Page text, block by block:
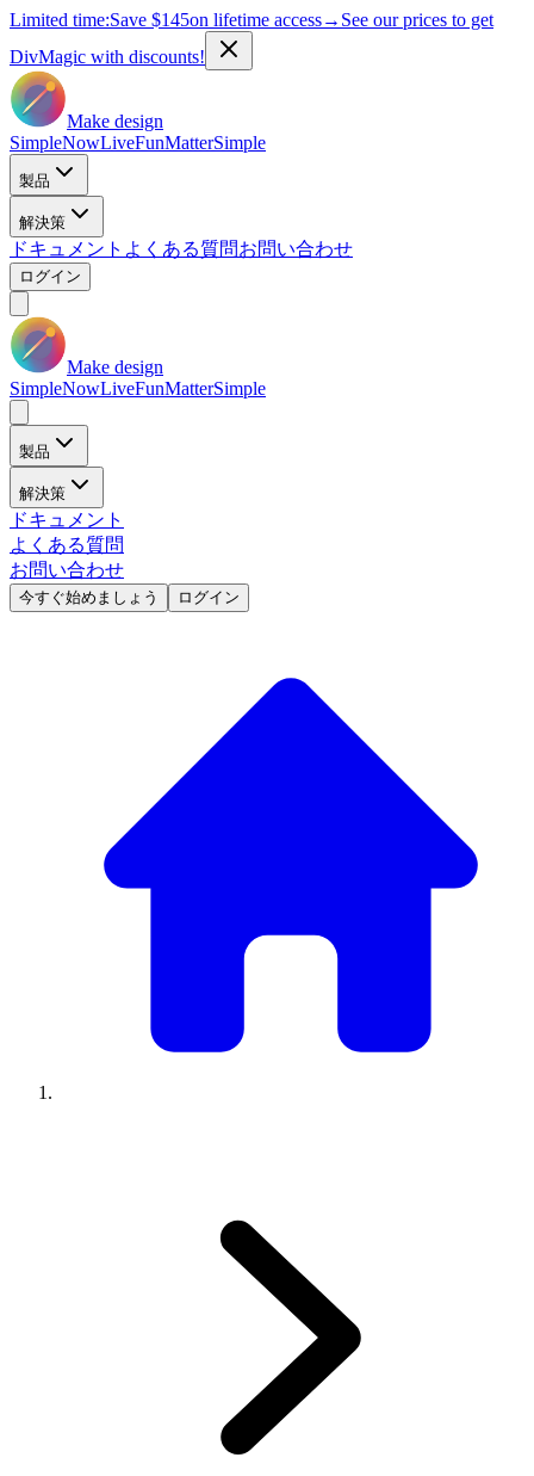
Limited time:Save $145on lifetime access→ See our prices to get
DivMagic with discounts!
Make design
SimpleNowLiveFunMatterSimple
製品
解決策
ドキュメント よくある質問お問い合わせ
ログイン
Make design
SimpleNowLiveFunMatterSimple
製品
解決策
ドキュメント
よくある質問
お問い合わせ
今すぐ始めましょう ログイン